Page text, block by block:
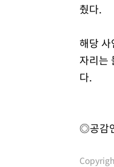
췄다.
해당
자리는
다.
◎공감